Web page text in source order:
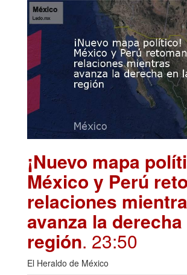
¡Nuevo mapa
México y Perú
relaciones
avanza la
región. 23:50
El Heraldo de México